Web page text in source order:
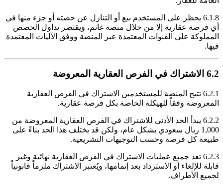
6.1.8 يحظر على المستخدم بيع أو التنازل عن حصته أو جزء منها في
أي فرصة عقارية إلا من خلال منصة غانم، ويقتصر تداول الحصص
المملوكة على القنوات المعتمدة عبر المنصة ووفق الآليات المعتمدة
فيها.
6.2 الاشتراك في الفرص العقارية المعروضة
6.2.1 تتيح المنصة للمستخدمين الاشتراك في الفرص العقارية
المعروضة وفقاً للهيكلة الخاصة بكل فرصة عقارية.
6.2.2 يبدأ الحد الأدنى للاشتراك في الفرص العقارية المعروضة من
1,000 ريال سعودي بشكل عام، ولكن قد يختلف هذا الحد بناءً على
طبيعة كل فرصة وحسب التوجيهات التشريعية.
6.2.3 تعد جميع عمليات الاشتراك في الفرص العقارية نهائية وغير
قابلة للإلغاء أو الاسترداد بعد إتمامها، ويُعتبر الاشتراك ملزماً قانونياً
لجميع الأطراف.